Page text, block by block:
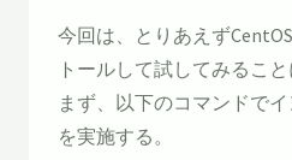
今回は、とりあえず
トールして試してみること
まず、以下のコマンドで
を実施する。